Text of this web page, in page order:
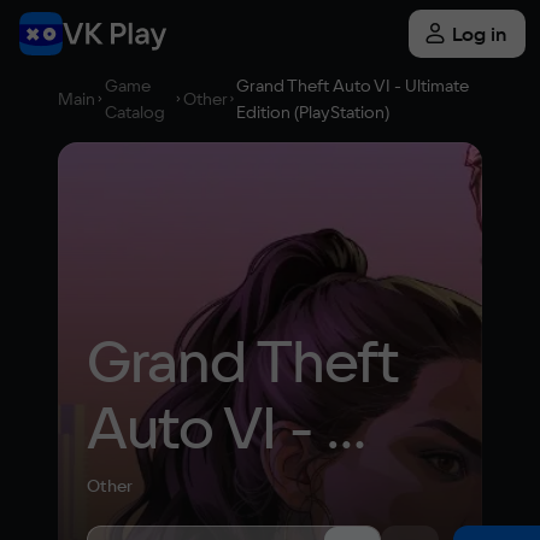
Log in
Main
Game
Catalog
Other
Grand Theft Auto VI - Ultimate
Edition (PlayStation)
Grand Theft
Auto VI -
Ultimate
Other